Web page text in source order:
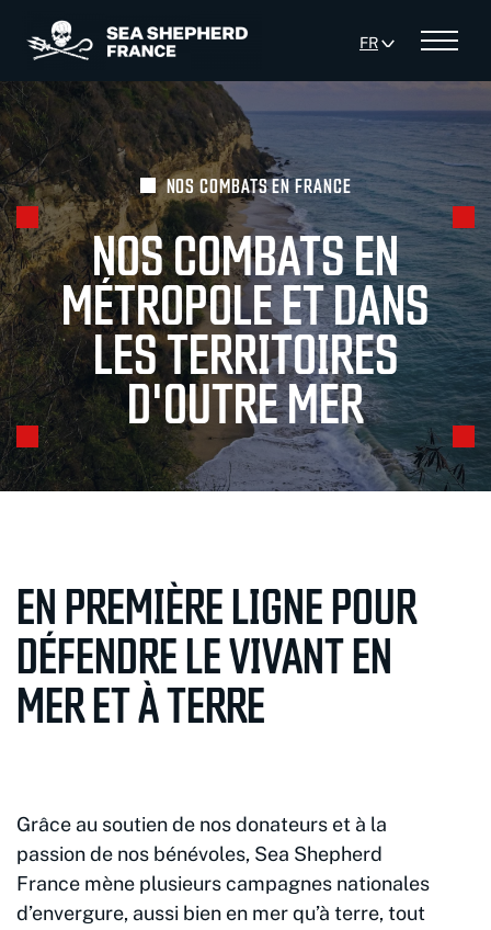
FR Menu
NOS COMBATS EN FRANCE
NOS COMBATS EN
MÉTROPOLE ET DANS
LES TERRITOIRES
D'OUTRE MER
EN PREMIÈRE LIGNE POUR
DÉFENDRE LE VIVANT EN
MER ET À TERRE
Grâce au soutien de nos donateurs et à la
passion de nos bénévoles, Sea Shepherd
France mène plusieurs campagnes nationales
d’envergure, aussi bien en mer qu’à terre, tout
Panneau de gestion des cookies